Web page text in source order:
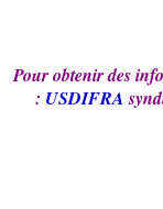
Pour obtenir des
: USDIFRA